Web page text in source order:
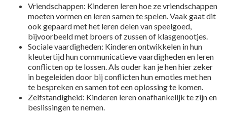
Vriendschappen: Kinderen leren hoe ze vriendschappen
moeten vormen en leren samen te spelen. Vaak gaat dit
ook gepaard met het leren delen van speelgoed,
bijvoorbeeld met broers of zussen of klasgenootjes.
Sociale vaardigheden: Kinderen ontwikkelen in hun
kleutertijd hun communicatieve vaardigheden en leren
conflicten op te lossen. Als ouder kan je hen hier zeker
in begeleiden door bij conflicten hun emoties met hen
te bespreken en samen tot een oplossing te komen.
Zelfstandigheid: Kinderen leren onafhankelijk te zijn en
beslissingen te nemen.